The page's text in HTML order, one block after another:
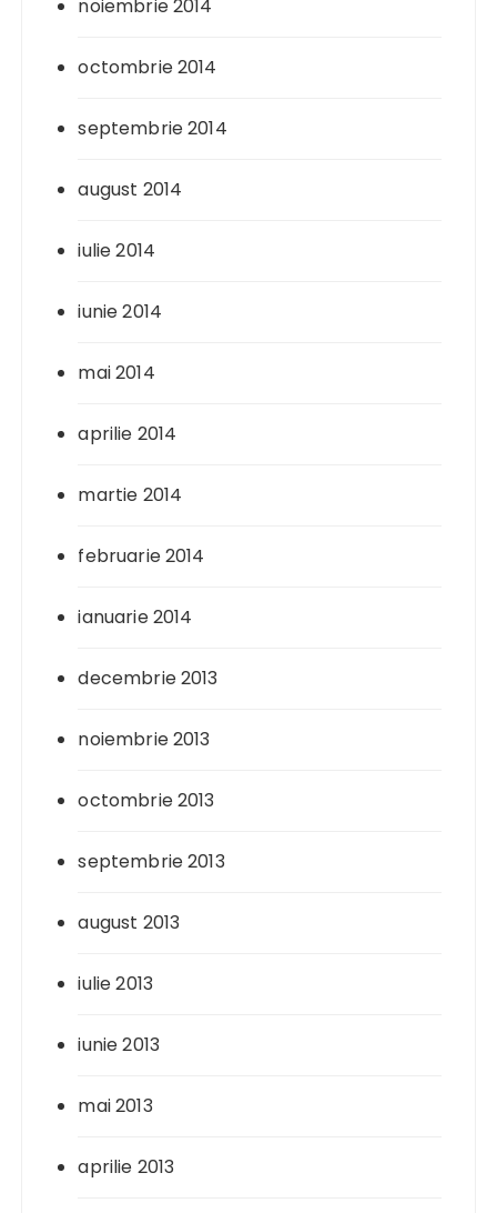
noiembrie 2014
octombrie 2014
septembrie 2014
august 2014
iulie 2014
iunie 2014
mai 2014
aprilie 2014
martie 2014
februarie 2014
ianuarie 2014
decembrie 2013
noiembrie 2013
octombrie 2013
septembrie 2013
august 2013
iulie 2013
iunie 2013
mai 2013
aprilie 2013